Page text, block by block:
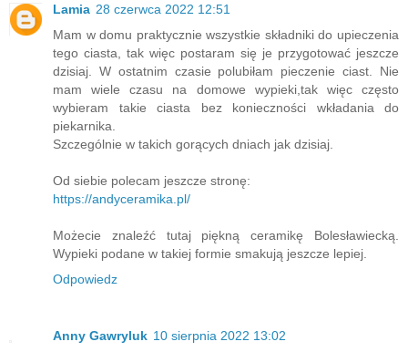
Lamia 28 czerwca 2022 12:51
Mam w domu praktycznie wszystkie składniki do upieczenia
tego ciasta, tak więc postaram się je przygotować jeszcze
dzisiaj. W ostatnim czasie polubiłam pieczenie ciast. Nie
mam wiele czasu na domowe wypieki,tak więc często
wybieram takie ciasta bez konieczności wkładania do
piekarnika.
Szczególnie w takich gorących dniach jak dzisiaj.
Od siebie polecam jeszcze stronę:
https://andyceramika.pl/
Możecie znaleźć tutaj piękną ceramikę Bolesławiecką.
Wypieki podane w takiej formie smakują jeszcze lepiej.
Odpowiedz
Anny Gawryluk 10 sierpnia 2022 13:02